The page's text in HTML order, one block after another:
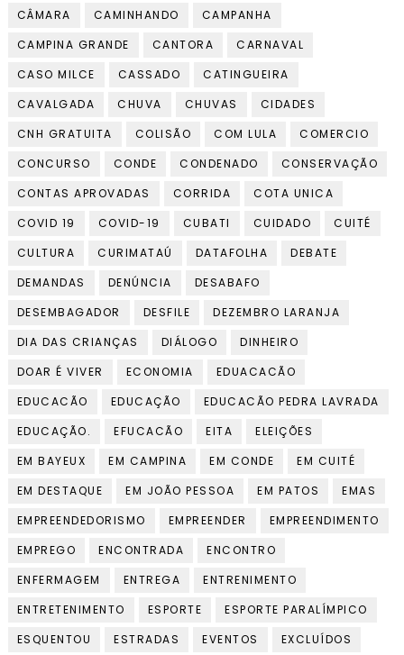
CÂMARA
CAMINHANDO
CAMPANHA
CAMPINA GRANDE
CANTORA
CARNAVAL
CASO MILCE
CASSADO
CATINGUEIRA
CAVALGADA
CHUVA CHUVAS
CIDADES
CNH GRATUITA
COLISÃO COM LULA
COMERCIO
CONCURSO
CONDE CONDENADO
CONSERVAÇÃO
CONTAS APROVADAS
CORRIDA
COTA UNICA
COVID 19
COVID-19 CUBATI CUIDADO
CUITÉ
CULTURA
CURIMATAÚ DATAFOLHA
DEBATE
DEMANDAS
DENÚNCIA
DESABAFO
DESEMBAGADOR
DESFILE
DEZEMBRO LARANJA
DIA DAS CRIANÇAS
DIÁLOGO
DINHEIRO
DOAR É VIVER
ECONOMIA
EDUACACÃO
EDUCACÃO
EDUCAÇÃO
EDUCACÃO PEDRA LAVRADA
EDUCAÇÃO.
EFUCACÃO EITA
ELEIÇÕES
EM BAYEUX
EM CAMPINA EM CONDE
EM CUITÉ
EM DESTAQUE
EM JOÃO PESSOA EM PATOS
EMAS
EMPREENDEDORISMO
EMPREENDER
EMPREENDIMENTO
EMPREGO
ENCONTRADA
ENCONTRO
ENFERMAGEM
ENTREGA
ENTRENIMENTO
ENTRETENIMENTO
ESPORTE
ESPORTE PARALÍMPICO
ESQUENTOU
ESTRADAS EVENTOS
EXCLUÍDOS